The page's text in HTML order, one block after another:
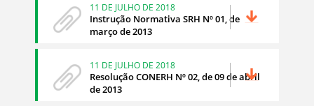
11 DE JULHO DE 2018
Instrução Normativa SRH Nº 01, de
março de 2013
11 DE JULHO DE 2018
Resolução CONERH Nº 02, de 09 de abril
de 2013